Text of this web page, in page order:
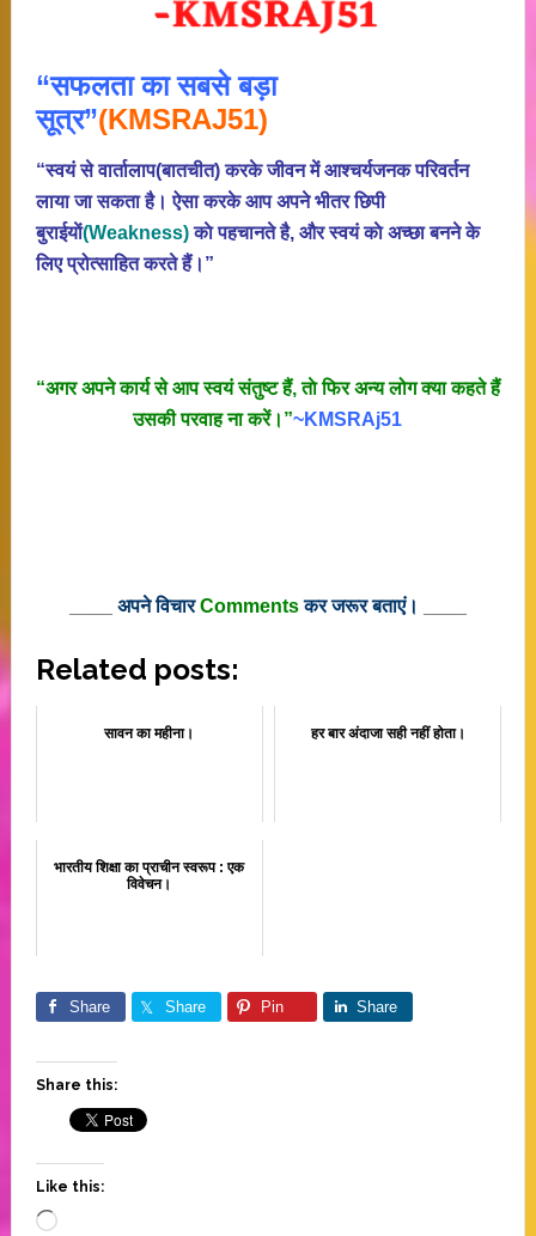
“सफलता का सबसे बड़ा
सूत्र”(KMSRAJ51)
“स्वयं से वार्तालाप(बातचीत) करके जीवन में आश्चर्यजनक परिवर्तन
लाया जा सकता है। ऐसा करके आप अपने भीतर छिपी
बुराईयाें(Weakness)काे पहचानते है, और स्वयं काे अच्छा बनने के
लिए प्रोत्साहित करते हैं।”
“अगर अपने कार्य से आप स्वयं संतुष्ट हैं, ताे फिर अन्य लोग क्या कहते हैं
उसकी परवाह ना करें।”~KMSRAj51
अपने विचारCommentsकर जरूर बताएं।
Related posts:
सावन का महीना। हर बार अंदाजा सही नहीं होता।
भारतीय शिक्षा का प्राचीन स्वरूप : एक
विवेचन।
Share Share Pin Share
Share this:
Like this:
Loading…